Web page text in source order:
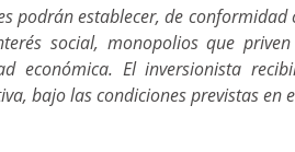
podrán establecer, de conformidad
social, monopolios que
económica. El inversionista
bajo las condiciones previstas en